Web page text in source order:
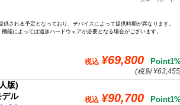
される予定となっており、デバイスによって提供時期が異なります。
能によっては追加ハードウェアが必要となる場合がございます。
税込 ¥69,800
(税別
版)
デル
税込 ¥90,700